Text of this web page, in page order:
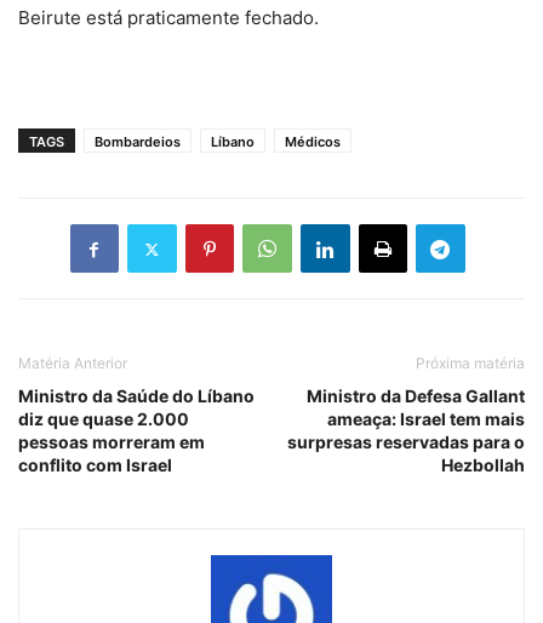
Beirute está praticamente fechado.
TAGS Bombardeios Líbano Médicos
Matéria Anterior
Ministro da Saúde do Líbano
diz que quase 2.000
pessoas morreram em
conflito com Israel
Próxima matéria
Ministro da Defesa Gallant
ameaça: Israel tem mais
surpresas reservadas para o
Hezbollah